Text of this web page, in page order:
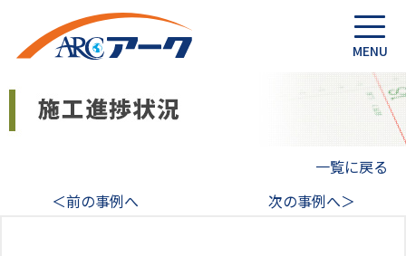
一覧に戻る
＜前の事例へ
次の事例へ＞